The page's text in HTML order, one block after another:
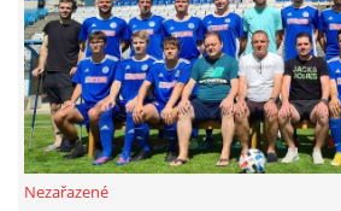
FKD, z.s.
Drnovice 704
68304 Drnovice
ičo 27005305
č.ú. 3227086359 / 0800
Nezařazené